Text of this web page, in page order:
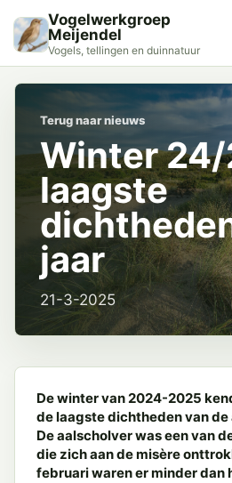
Vogelwerkgroep
Meijendel
Vogels, tellingen en duinnatuur
Terug naar nieuws
Winter
laagste
jaar
21-3-2025
De winter van 2024-2025
de laagste dichtheden van de
De aalscholver was een van
die zich aan de misère
februari waren er minder dan